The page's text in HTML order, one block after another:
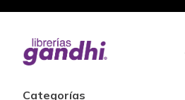
Categorías